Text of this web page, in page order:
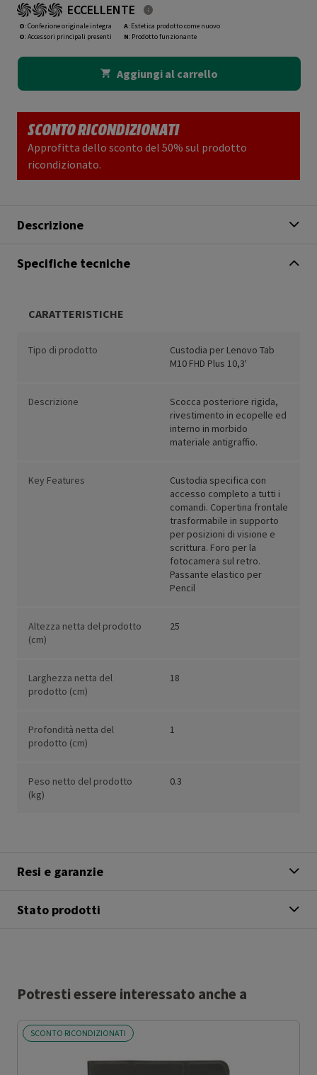
ECCELLENTE
O: Confezione originale integra
O: Accessori principali presenti
A: Estetica prodotto come nuovo
N: Prodotto funzionante
Aggiungi al carrello
SCONTO RICONDIZIONATI
Approfitta dello sconto del 50% sul prodotto
ricondizionato.
Descrizione
Specifiche tecniche
CARATTERISTICHE
Tipo di prodotto
Custodia per Lenovo Tab
M10 FHD Plus 10,3'
Descrizione
Scocca posteriore rigida,
rivestimento in ecopelle ed
interno in morbido
materiale antigraffio.
Key Features
Custodia specifica con
accesso completo a tutti i
comandi. Copertina frontale
trasformabile in supporto
per posizioni di visione e
scrittura. Foro per la
fotocamera sul retro.
Passante elastico per
Pencil
Altezza netta del prodotto
(cm)
25
Larghezza netta del
prodotto (cm)
18
Profondità netta del
prodotto (cm)
1
Peso netto del prodotto
(kg)
0.3
Resi e garanzie
Stato prodotti
Potresti essere interessato anche a
SCONTO RICONDIZIONATI